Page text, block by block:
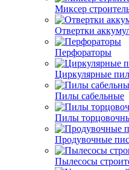
Миксер
Отвертки
Перфораторы
Циркулярные
Пилы сабельные
Пилы
Продувочные
Пылесосы